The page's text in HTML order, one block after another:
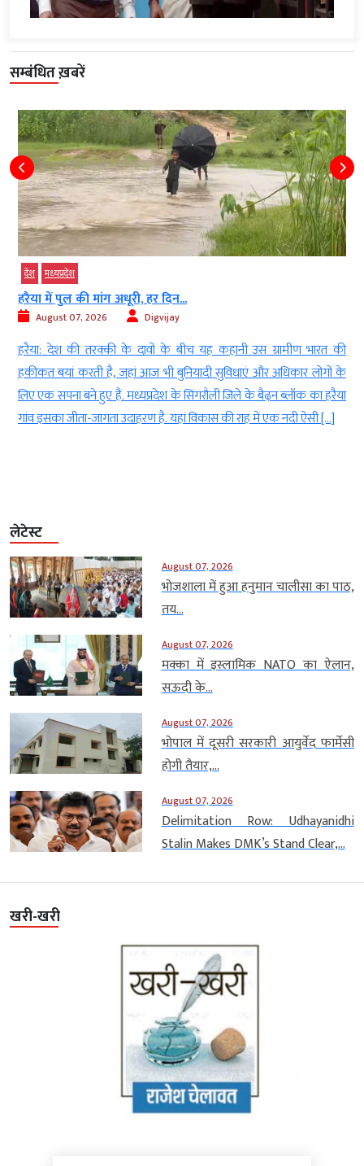
सम्बंधित ख़बरें
की
के
देश मध्‍यप्रदेश
मानसून की बेरुखी से खेती पर संकट, 48...
August 07, 2026 Digvijay
भोपाल। मध्य प्रदेश में मानसून की सुस्ती अब किसानों की चिंता बढ़ाने लगी
प्रदेश के 55 में से 48 जिलों में सामान्य से काफी कम बारिश दर्ज होने से सूखे
हालात बन गए हैं। कई जिलों में वर्षा का आंकड़ा औसत से 46 फीसदी तक
है। इसका असर जलाशयों के साथ-साथ खरीफ […]
लेटेस्ट
August 07, 2026
भोजशाला में हुआ हनुमान चालीसा का पाठ,
तय...
August 07, 2026
मक्का में इस्लामिक NATO का ऐलान,
सऊदी के...
August 07, 2026
भोपाल में दूसरी सरकारी आयुर्वेद फार्मेसी
होगी तैयार,...
August 07, 2026
Delimitation Row: Udhayanidhi
Stalin Makes DMK’s Stand Clear,...
खरी-खरी